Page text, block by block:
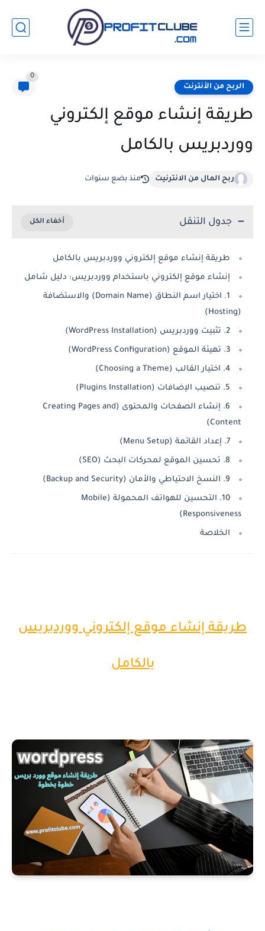
الربح من الأنترنت
0
طريقة إنشاء موقع إلكتروني
ووردبريس بالكامل
ربح المال من الانترنيت منذ بضع سنوات
جدول التنقل
طريقة إنشاء موقع إلكتروني ووردبريس بالكامل
إنشاء موقع إلكتروني باستخدام ووردبريس: دليل شامل
1. اختيار اسم النطاق (Domain Name) والاستضافة
(Hosting)
2. تثبيت ووردبريس (WordPress Installation)
3. تهيئة الموقع (WordPress Configuration)
4. اختيار القالب (Choosing a Theme)
5. تنصيب الإضافات (Plugins Installation)
6. إنشاء الصفحات والمحتوى (Creating Pages and
Content)
7. إعداد القائمة (Menu Setup)
8. تحسين الموقع لمحركات البحث (SEO)
9. النسخ الاحتياطي والأمان (Backup and Security)
10. التحسين للهواتف المحمولة (Mobile
Responsiveness)
الخلاصة
طريقة إنشاء موقع إلكتروني ووردبريس
بالكامل